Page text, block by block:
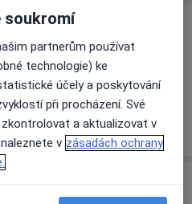
nejsou k dispozici
žádné informace o
soukromí
partnerům používat
technologie) ke
účely a poskytování
při procházení. Své
a aktualizovat v
v zásadách ochrany